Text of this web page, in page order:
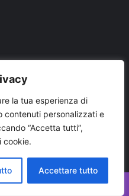
la tua esperienza di
contenuti personalizzati e
“Accetta tutti”,
cookie.
Accettare tutto
X
Tube